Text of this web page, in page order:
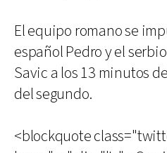
El equipo romano se
español Pedro y el
Savic a los 13 minutos
del segundo.
<blockquote